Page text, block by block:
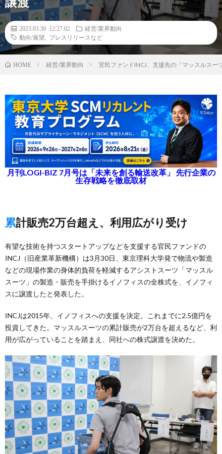
2023.03.30 12:27:02
経営/業界動向
動向/展望
プレスリリースなど
HOME 経営/業界動向 官民ファンドINCJ、支援先の「マッスルスー
月刊LOGI-BIZ 7月号は「未来を創る輸送改革」 先行企業の
生存戦略を徹底取材
累計販売2万台超え、利用広がり受け
有望な技術を持つスタートアップなどを支援する官民ファンドの
INCJ（旧産業革新機構）は3月30日、東京理科大学発で物流や製造
などの現場作業の身体的負荷を軽減するアシストスーツ「マッスル
スーツ」の製造・販売を手掛けるイノフィスの全株式を、イノフィ
スに譲渡したと発表した。
INCJは2015年、イノフィスへの支援を決定。これまでに2.5億円を
投資してきた。マッスルスーツの累計販売が2万台を超えるなど、利
用が広がっていることを踏まえ、同社への株式譲渡を決めた。